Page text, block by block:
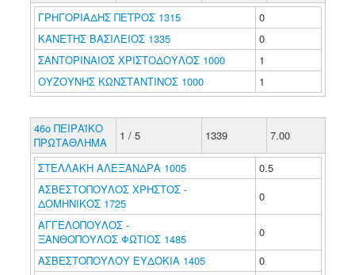
ΓΡΗΓΟΡΙΑΔΗΣ ΠΕΤΡΟΣ 1315
0
ΚΑΝΕΤΗΣ ΒΑΣΙΛΕΙΟΣ 1335
0
ΣΑΝΤΟΡΙΝΑΙΟΣ ΧΡΙΣΤΟΔΟΥΛΟΣ 1000
1
ΟΥΖΟΥΝΗΣ ΚΩΝΣΤΑΝΤΙΝΟΣ 1000
1
46ο ΠΕΙΡΑΪΚΟ
ΠΡΩΤΑΘΛΗΜΑ
1 / 5 1339 7.00
ΣΤΕΛΛΑΚΗ ΑΛΕΞΑΝΔΡΑ 1005
0.5
ΑΣΒΕΣΤΟΠΟΥΛΟΣ ΧΡΗΣΤΟΣ -
ΔΟΜΗΝΙΚΟΣ 1725
0
ΑΓΓΕΛΟΠΟΥΛΟΣ -
ΞΑΝΘΟΠΟΥΛΟΣ ΦΩΤΙΟΣ 1485
0
ΑΣΒΕΣΤΟΠΟΥΛΟΥ ΕΥΔΟΚΙΑ 1405
0